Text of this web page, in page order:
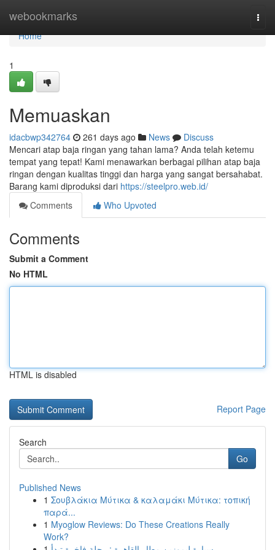
webookmarks
Home
Home
1
Memuaskan
idacbwp342764 261 days ago News
Discuss
Mencari atap baja ringan yang tahan lama? Anda telah ketemu
tempat yang tepat! Kami menawarkan berbagai pilihan atap baja
ringan dengan kualitas tinggi dan harga yang sangat bersahabat.
Barang kami diproduksi dari https://steelpro.web.id/
Comments
Who Upvoted
Comments
Submit a Comment
No HTML
HTML is disabled
Report Page
Search
Go
Published News
1 Σουβλάκια Μύτικα & καλαμάκι Μύτικα: τοπική
παρά...
1 Myoglow Reviews: Do These Creations Really
Work?